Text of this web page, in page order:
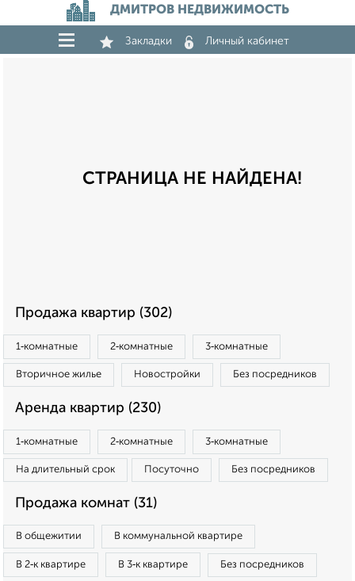
ДМИТРОВ НЕДВИЖИМОСТЬ
Закладки Личный кабинет
СТРАНИЦА НЕ НАЙДЕНА!
Продажа квартир (302)
1‑комнатные 2‑комнатные 3‑комнатные
Вторичное жилье Новостройки Без посредников
Аренда квартир (230)
1‑комнатные 2‑комнатные 3‑комнатные
На длительный срок Посуточно Без посредников
Продажа комнат (31)
В общежитии В коммунальной квартире
В 2‑к квартире В 3‑к квартире Без посредников